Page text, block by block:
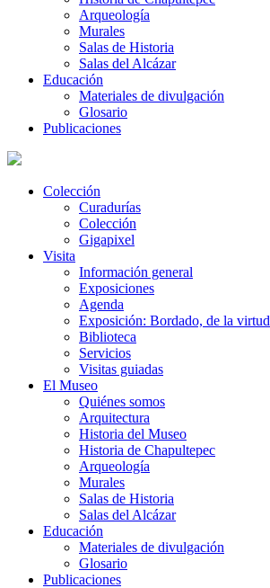
Arqueología
Murales
Salas de Historia
Salas del Alcázar
Educación
Materiales de divulgación
Glosario
Publicaciones
Colección
Curadurías
Colección
Gigapixel
Visita
Información general
Exposiciones
Agenda
Exposición: Bordado, de la virtud
Biblioteca
Servicios
Visitas guiadas
El Museo
Quiénes somos
Arquitectura
Historia del Museo
Historia de Chapultepec
Arqueología
Murales
Salas de Historia
Salas del Alcázar
Educación
Materiales de divulgación
Glosario
Publicaciones